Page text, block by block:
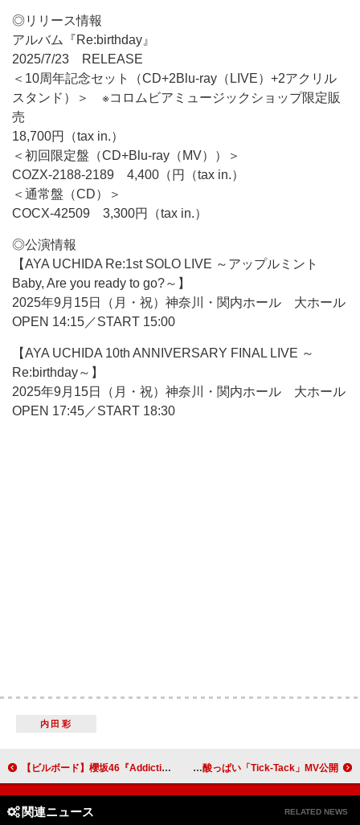
◎リリース情報
アルバム『Re:birthday』
2025/7/23 RELEASE
＜10周年記念セット（CD+2Blu-ray（LIVE）+2アクリル
スタンド）＞ ※コロムビアミュージックショップ限定販
売
18,700円（tax in.）
＜初回限定盤（CD+Blu-ray（MV））＞
COZX-2188-2189 4,400（円（tax in.）
＜通常盤（CD）＞
COCX-42509 3,300円（tax in.）
◎公演情報
【AYA UCHIDA Re:1st SOLO LIVE ～アップルミント
Baby, Are you ready to go?～】
2025年9月15日（月・祝）神奈川・関内ホール 大ホール
OPEN 14:15／START 15:00
【AYA UCHIDA 10th ANNIVERSARY FINAL LIVE ～
Re:birthday～】
2025年9月15日（月・祝）神奈川・関内ホール 大ホール
OPEN 17:45／START 18:30
内田彩
【ビルボード】櫻坂46『Addiction』19.2万枚でアルバムセールス首位獲得 Kep1er／AMPTAKxCOLORSが続く DXTEEN、甘酸っぱい「Tick-Tack」MV公開
関連ニュース RELATED NEWS